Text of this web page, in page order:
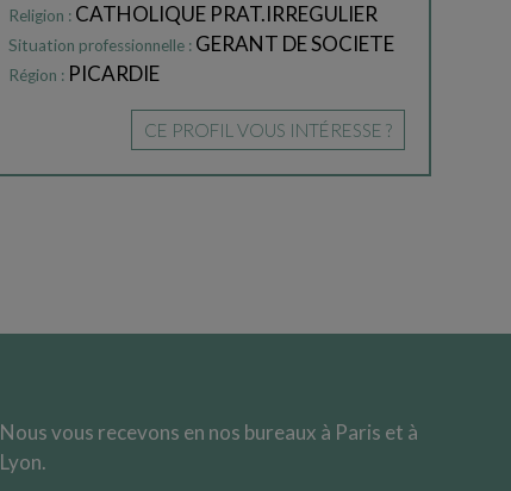
Religion : CATHOLIQUE PRAT.IRREGULIER
Situation professionnelle : GERANT DE SOCIETE
Région : PICARDIE
CE PROFIL VOUS INTÉRESSE ?
Nous vous recevons en nos bureaux à Paris et à
Lyon.